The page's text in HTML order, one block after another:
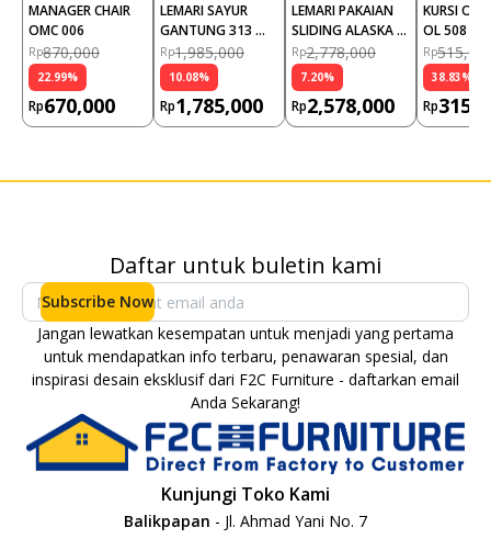
MANAGER CHAIR
OMC 006
Rp870,000
22.99%
Rp670,000
LEMARI SAYUR
GANTUNG 313
POLOS EXPRESSO
Rp1,985,000
10.08%
Rp1,785,000
LEMARI PAKAIAN
SLIDING ALASKA
WALLPAPER 2
PINTU
Rp2,778,000
7.20%
Rp2,578,000
KURSI
OL 508 R-
Rp
38.83%
Rp
Daftar untuk buletin kami
Subscribe Now
Jangan lewatkan kesempatan untuk menjadi yang pertama
untuk mendapatkan info terbaru, penawaran spesial, dan
inspirasi desain eksklusif dari F2C Furniture - daftarkan email
Anda Sekarang!
Kunjungi Toko Kami
Balikpapan - Jl. Ahmad Yani No. 7